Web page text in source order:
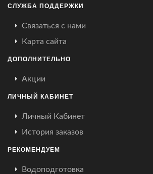
СЛУЖБА ПОДДЕРЖКИ
Связаться с нами
Карта сайта
ДОПОЛНИТЕЛЬНО
Акции
ЛИЧНЫЙ КАБИНЕТ
Личный Кабинет
История заказов
РЕКОМЕНДУЕМ
Водоподготовка